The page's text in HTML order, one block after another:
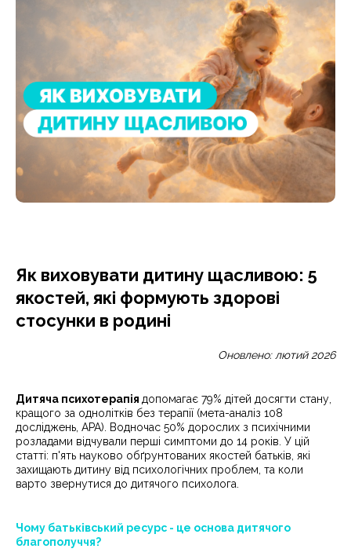
Як виховувати дитину щасливою: 5
якостей, які формують здорові
стосунки в родині
Оновлено: лютий 2026
Дитяча психотерапія допомагає 79% дітей досягти стану,
кращого за однолітків без терапії (мета-аналіз 108
досліджень, APA). Водночас 50% дорослих з психічними
розладами відчували перші симптоми до 14 років. У цій
статті: п'ять науково обґрунтованих якостей батьків, які
захищають дитину від психологічних проблем, та коли
варто звернутися до дитячого психолога.
Чому батьківський ресурс - це основа дитячого
благополуччя?